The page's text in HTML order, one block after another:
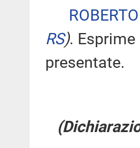
RS).
presentate.